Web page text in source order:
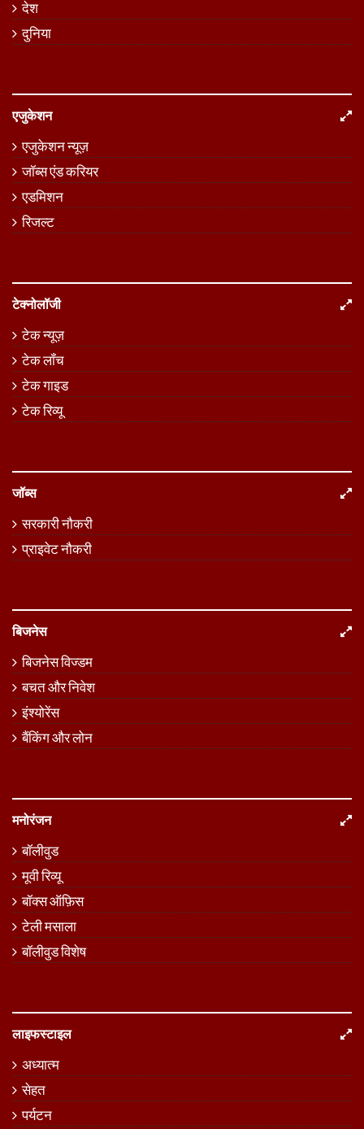
देश
दुनिया
एजुकेशन
एजुकेशन न्यूज़
जॉब्स एंड करियर
एडमिशन
रिजल्ट
टेक्नोलॉजी
टेक न्यूज़
टेक लॉंच
टेक गाइड
टेक रिव्यू
जॉब्स
सरकारी नौकरी
प्राइवेट नौकरी
बिजनेस
बिजनेस विज्डम
बचत और निवेश
इंश्योरेंस
बैंकिंग और लोन
मनोरंजन
बॉलीवुड
मूवी रिव्यू
बॉक्स ऑफ़िस
टेली मसाला
बॉलीवुड विशेष
लाइफस्टाइल
अध्यात्म
सेहत
पर्यटन